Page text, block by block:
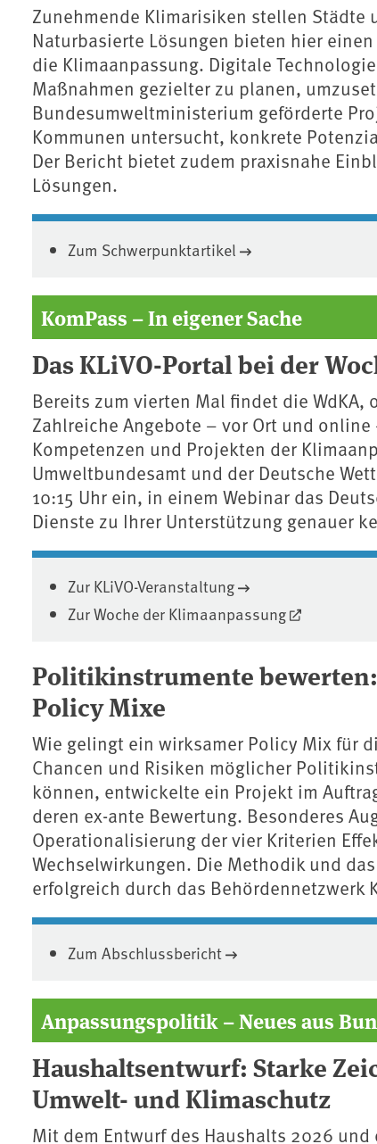
Zunehmende Klimarisiken stellen Städte
Naturbasierte Lösungen bieten hier
die Klimaanpassung. Digitale
Maßnahmen gezielter zu planen,
Bundesumweltministerium geförderte
Kommunen untersucht, konkrete
Der Bericht bietet zudem praxisnahe
Lösungen.
Zum Schwerpunktartikel
KomPass – In eigener Sache
Das KLiVO-Portal bei der
Bereits zum vierten Mal findet die
Zahlreiche Angebote – vor Ort und
Kompetenzen und Projekten der
Umweltbundesamt und der Deutsche
10:15 Uhr ein, in einem Webinar das
Dienste zu Ihrer Unterstützung genauer
Zur KLiVO-Veranstaltung
Zur Woche der Klimaanpassung
Politikinstrumente
Policy Mixe
Wie gelingt ein wirksamer Policy Mix für
Chancen und Risiken möglicher
können, entwickelte ein Projekt im
deren ex-ante Bewertung. Besonderes
Operationalisierung der vier Kriterien
Wechselwirkungen. Die Methodik und
erfolgreich durch das Behördennetzwerk
Zum Abschlussbericht
Anpassungspolitik – Neues aus
Haushaltsentwurf: Starke
Umwelt- und Klimaschutz
Mit dem Entwurf des Haushalts 2026